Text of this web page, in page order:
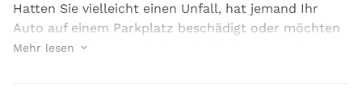
Hatten Sie vielleicht einen Unfall, hat jemand Ihr
Auto auf einem Parkplatz beschädigt oder möchten
Sie Ihrem Fahrzeug wieder ein frisches Aussehen
Mehr lesen